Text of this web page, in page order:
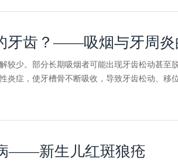
牙齿？——吸烟与牙周炎
较少。部分长期吸烟者可能出现牙齿松动甚
炎症，使牙槽骨不断吸收，导致牙齿松动、
——新生儿红斑狼疮